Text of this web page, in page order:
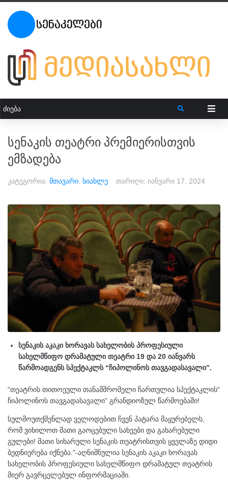
სენაკის თეატრი პრემიერისთვის
ემზადება
კატეგორია: მთავარი სიახლე თარიღი: იანვარი 17, 2024
სენაკის აკაკი ხორავას სახელობის პროფესიული
სახელმწიფო დრამატული თეატრი 19 და 20 იანვარს
წარმოადგენს სპექტაკლს “ჩიპოლინოს თავგადასავალი”.
“თეატრის თითოეული თანამშრომელი ჩართულია სპექტაკლის“
ჩიპოლინოს თავგადასავალი” გრანდიოზულ წარმოებაში!
სულმოუთქმენლად ველოდებით ჩვენ პატარა მაყურებელს,
რომ ვიხილოთ მათი გაოცებული სახეები და გახარებული
გულები! მათი სიხარული სენაკის თეატრისთვის ყველაზე დიდი
ბედნიერება იქნება.”-აღნიშნულია სენაკის აკაკი ხორავას
სახელობის პროფესიული სახელმწიფო დრამატულ თეატრის
მიერ გავრცელებულ ინფორმაციაში.